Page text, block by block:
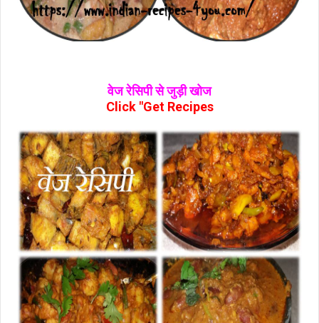
वेज रेसिपी से जुड़ी खोज
Click "Get Recipes